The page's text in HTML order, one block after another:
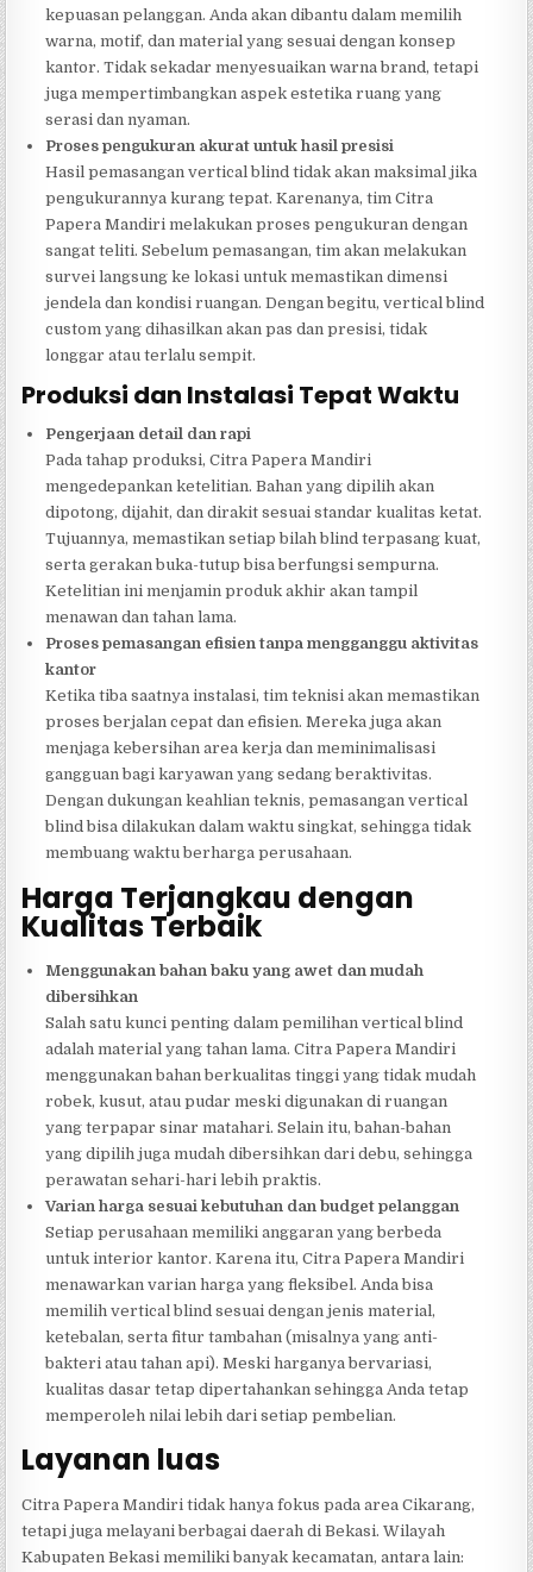
kepuasan pelanggan. Anda akan dibantu dalam memilih
warna, motif, dan material yang sesuai dengan konsep
kantor. Tidak sekadar menyesuaikan warna brand, tetapi
juga mempertimbangkan aspek estetika ruang yang
serasi dan nyaman.
Proses pengukuran akurat untuk hasil presisi
Hasil pemasangan vertical blind tidak akan maksimal jika
pengukurannya kurang tepat. Karenanya, tim Citra
Papera Mandiri melakukan proses pengukuran dengan
sangat teliti. Sebelum pemasangan, tim akan melakukan
survei langsung ke lokasi untuk memastikan dimensi
jendela dan kondisi ruangan. Dengan begitu, vertical blind
custom yang dihasilkan akan pas dan presisi, tidak
longgar atau terlalu sempit.
Produksi dan Instalasi Tepat Waktu
Pengerjaan detail dan rapi
Pada tahap produksi, Citra Papera Mandiri
mengedepankan ketelitian. Bahan yang dipilih akan
dipotong, dijahit, dan dirakit sesuai standar kualitas ketat.
Tujuannya, memastikan setiap bilah blind terpasang kuat,
serta gerakan buka-tutup bisa berfungsi sempurna.
Ketelitian ini menjamin produk akhir akan tampil
menawan dan tahan lama.
Proses pemasangan efisien tanpa mengganggu aktivitas
kantor
Ketika tiba saatnya instalasi, tim teknisi akan memastikan
proses berjalan cepat dan efisien. Mereka juga akan
menjaga kebersihan area kerja dan meminimalisasi
gangguan bagi karyawan yang sedang beraktivitas.
Dengan dukungan keahlian teknis, pemasangan vertical
blind bisa dilakukan dalam waktu singkat, sehingga tidak
membuang waktu berharga perusahaan.
Harga Terjangkau dengan
Kualitas Terbaik
Menggunakan bahan baku yang awet dan mudah
dibersihkan
Salah satu kunci penting dalam pemilihan vertical blind
adalah material yang tahan lama. Citra Papera Mandiri
menggunakan bahan berkualitas tinggi yang tidak mudah
robek, kusut, atau pudar meski digunakan di ruangan
yang terpapar sinar matahari. Selain itu, bahan-bahan
yang dipilih juga mudah dibersihkan dari debu, sehingga
perawatan sehari-hari lebih praktis.
Varian harga sesuai kebutuhan dan budget pelanggan
Setiap perusahaan memiliki anggaran yang berbeda
untuk interior kantor. Karena itu, Citra Papera Mandiri
menawarkan varian harga yang fleksibel. Anda bisa
memilih vertical blind sesuai dengan jenis material,
ketebalan, serta fitur tambahan (misalnya yang anti-
bakteri atau tahan api). Meski harganya bervariasi,
kualitas dasar tetap dipertahankan sehingga Anda tetap
memperoleh nilai lebih dari setiap pembelian.
Layanan luas
Citra Papera Mandiri tidak hanya fokus pada area Cikarang,
tetapi juga melayani berbagai daerah di Bekasi. Wilayah
Kabupaten Bekasi memiliki banyak kecamatan, antara lain: